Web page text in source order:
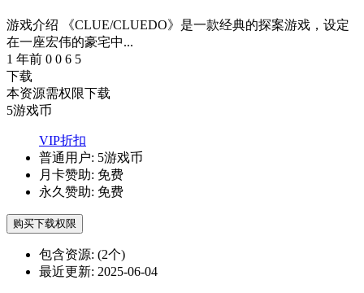
游戏介绍 《CLUE/CLUEDO》是一款经典的探案游戏，设定
在一座宏伟的豪宅中...
1 年前 0 0 6 5
下载
本资源需权限下载
5游戏币
VIP折扣
普通用户: 5游戏币
月卡赞助: 免费
永久赞助: 免费
购买下载权限
包含资源: (2个)
最近更新: 2025-06-04